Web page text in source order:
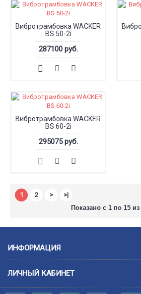
Вибротрамбовка WACKER
BS 50-2i
287100 руб.
Вибротрамбовка WACKER
BS 60-2i
295075 руб.
1 2 >
>|
Показано с 1 по 15
ИНФОРМАЦИЯ
ЛИЧНЫЙ КАБИНЕТ